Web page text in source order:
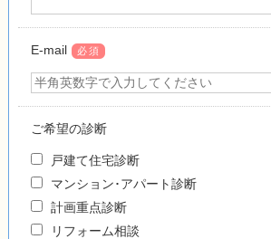
E-mail 必須
ご希望の診断
戸建て住宅診断
マンション･アパート診断
計画重点診断
リフォーム相談